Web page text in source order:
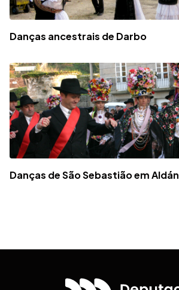
Danças ancestrais de Darbo
Danças de São Sebastião em Aldán